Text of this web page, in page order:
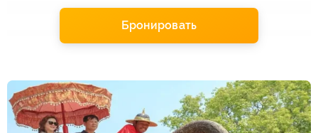
Бронировать